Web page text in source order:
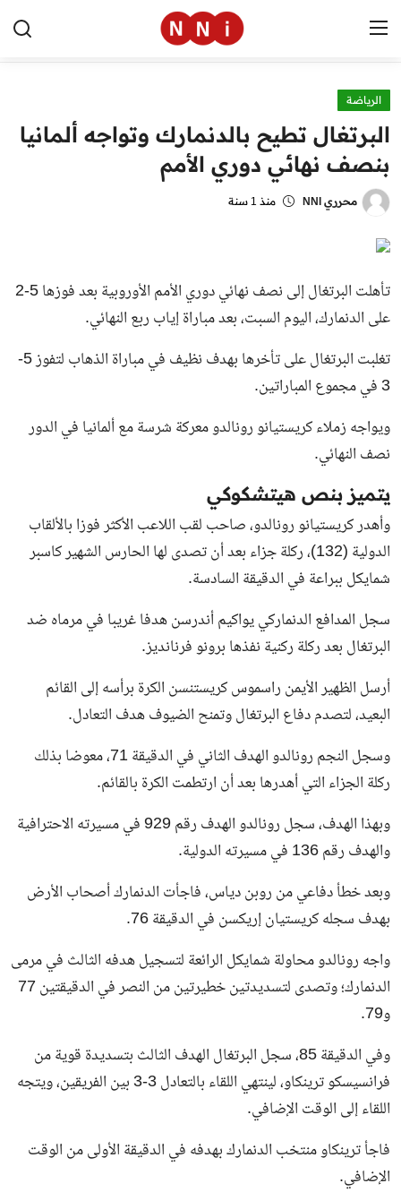
الرئيسية
اخبار مصر
العالم
تقنية
التعليم
منوعات
الرياضة
البرتغال تطيح بالدنمارك وتواجه ألمانيا
بنصف نهائي دوري الأمم
محرري NNI منذ 1 سنة
تأهلت البرتغال إلى نصف نهائي دوري الأمم الأوروبية بعد فوزها 5-2
على الدنمارك، اليوم السبت، بعد مباراة إياب ربع النهائي.
تغلبت البرتغال على تأخرها بهدف نظيف في مباراة الذهاب لتفوز 5-
3 في مجموع المباراتين.
ويواجه زملاء كريستيانو رونالدو معركة شرسة مع ألمانيا في الدور
نصف النهائي.
يتميز بنص هيتشكوكي
وأهدر كريستيانو رونالدو، صاحب لقب اللاعب الأكثر فوزا بالألقاب
الدولية (132)، ركلة جزاء بعد أن تصدى لها الحارس الشهير كاسبر
شمايكل ببراعة في الدقيقة السادسة.
سجل المدافع الدنماركي يواكيم أندرسن هدفا غريبا في مرماه ضد
البرتغال بعد ركلة ركنية نفذها برونو فرنانديز.
أرسل الظهير الأيمن راسموس كريستنسن الكرة برأسه إلى القائم
البعيد، لتصدم دفاع البرتغال وتمنح الضيوف هدف التعادل.
وسجل النجم رونالدو الهدف الثاني في الدقيقة 71، معوضا بذلك
ركلة الجزاء التي أهدرها بعد أن ارتطمت الكرة بالقائم.
وبهذا الهدف، سجل رونالدو الهدف رقم 929 في مسيرته الاحترافية
والهدف رقم 136 في مسيرته الدولية.
وبعد خطأ دفاعي من روبن دياس، فاجأت الدنمارك أصحاب الأرض
بهدف سجله كريستيان إريكسن في الدقيقة 76.
واجه رونالدو محاولة شمايكل الرائعة لتسجيل هدفه الثالث في مرمى
الدنمارك؛ وتصدى لتسديدتين خطيرتين من النصر في الدقيقتين 77
و79.
وفي الدقيقة 85، سجل البرتغال الهدف الثالث بتسديدة قوية من
فرانسيسكو ترينكاو، لينتهي اللقاء بالتعادل 3-3 بين الفريقين، ويتجه
اللقاء إلى الوقت الإضافي.
فاجأ ترينكاو منتخب الدنمارك بهدفه في الدقيقة الأولى من الوقت
الإضافي.